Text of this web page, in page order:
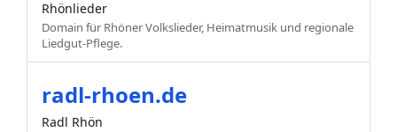
Rhönlieder
Domain für Rhöner Volkslieder, Heimatmusik und regionale
Liedgut-Pflege.
radl-rhoen.de
Radl Rhön